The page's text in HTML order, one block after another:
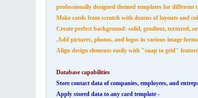
Database capabilities
- Apply stored data to any card template